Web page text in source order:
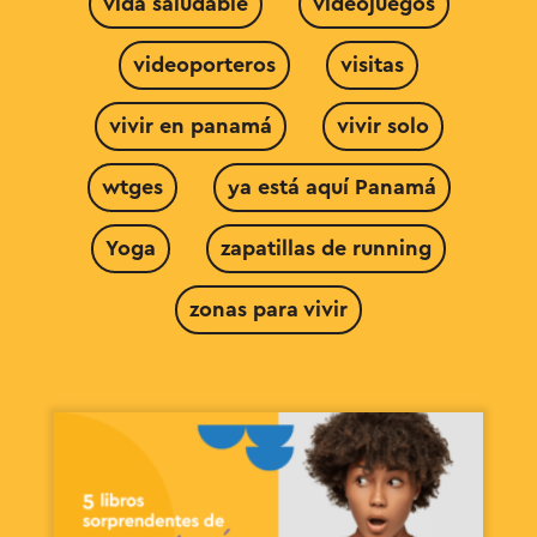
videoporteros visitas
vivir en panamá vivir solo
wtges ya está aquí Panamá
Yoga zapatillas de running
zonas para vivir